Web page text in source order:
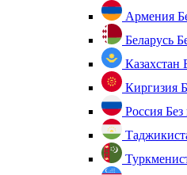
Армения
Беларусь
Казахстан
Киргизия
Россия Без